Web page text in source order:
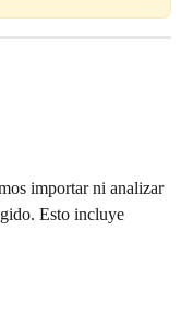
importar ni analizar
Esto incluye